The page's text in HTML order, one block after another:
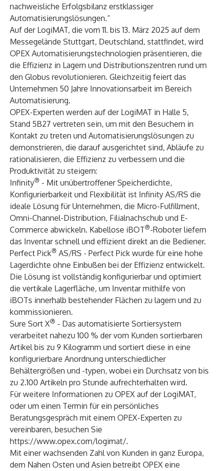
nachweisliche Erfolgsbilanz erstklassiger
Automatisierungslösungen.“
Auf der LogiMAT, die vom 11. bis 13. März 2025 auf dem
Messegelände Stuttgart, Deutschland, stattfindet, wird
OPEX Automatisierungstechnologien präsentieren, die
die Effizienz in Lagern und Distributionszentren rund um
den Globus revolutionieren. Gleichzeitig feiert das
Unternehmen 50 Jahre Innovationsarbeit im Bereich
Automatisierung.
OPEX-Experten werden auf der LogiMAT in Halle 5,
Stand 5B27 vertreten sein, um mit den Besuchern in
Kontakt zu treten und Automatisierungslösungen zu
demonstrieren, die darauf ausgerichtet sind, Abläufe zu
rationalisieren, die Effizienz zu verbessern und die
Produktivität zu steigern:
Infinity® - Mit unübertroffener Speicherdichte,
Konfigurierbarkeit und Flexibilität ist Infinity AS/RS die
ideale Lösung für Unternehmen, die Micro-Fulfillment,
Omni-Channel-Distribution, Filialnachschub und E-
Commerce abwickeln. Kabellose iBOT®-Roboter liefern
das Inventar schnell und effizient direkt an die Bediener.
Perfect Pick® AS/RS - Perfect Pick wurde für eine hohe
Lagerdichte ohne Einbußen bei der Effizienz entwickelt.
Die Lösung ist vollständig konfigurierbar und optimiert
die vertikale Lagerfläche, um Inventar mithilfe von
iBOTs innerhalb bestehender Flächen zu lagern und zu
kommissionieren.
Sure Sort X® - Das automatisierte Sortiersystem
verarbeitet nahezu 100 % der vom Kunden sortierbaren
Artikel bis zu 9 Kilogramm und sortiert diese in eine
konfigurierbare Anordnung unterschiedlicher
Behältergrößen und -typen, wobei ein Durchsatz von bis
zu 2.100 Artikeln pro Stunde aufrechterhalten wird.
Für weitere Informationen zu OPEX auf der LogiMAT,
oder um einen Termin für ein persönliches
Beratungsgespräch mit einem OPEX-Experten zu
vereinbaren, besuchen Sie
https://www.opex.com/logimat/.
Mit einer wachsenden Zahl von Kunden in ganz Europa,
dem Nahen Osten und Asien betreibt OPEX eine